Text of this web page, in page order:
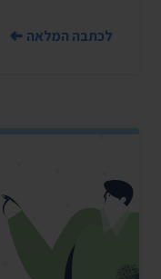
לכתבה המלאה